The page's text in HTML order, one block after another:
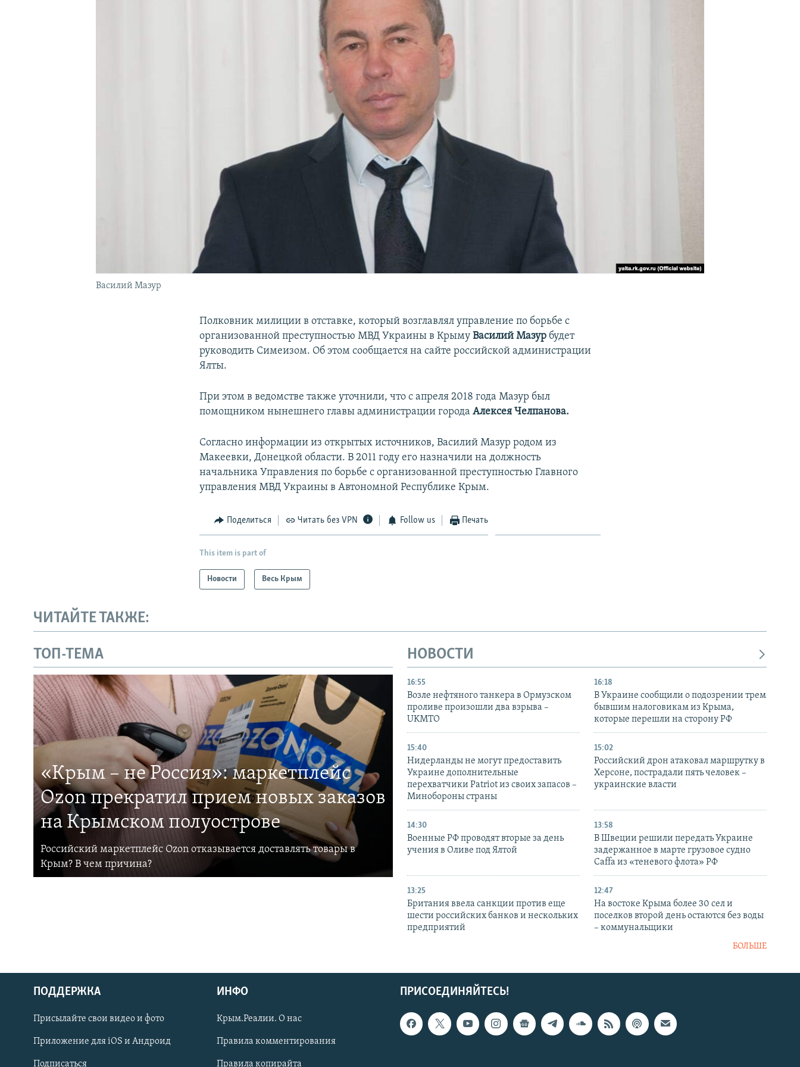
Українською
Qırımtatar
Василий Мазур
Полковник милиции в отставке, который возглавлял управление по борьбе с
организованной преступностью МВД Украины в КрымуВасилий Мазур будет
руководить Симеизом. Об этом сообщается на сайте российской администрации
Ялты.
При этом в ведомстве также уточнили, что с апреля 2018 года Мазур был
помощником нынешнего главы администрации городаАлексея Челпанова.
Согласно информации из открытых источников, Василий Мазур родом из
Макеевки, Донецкой области. В 2011 году его назначили на должность
начальника Управления по борьбе с организованной преступностью Главного
управления МВД Украины в Автономной Республике Крым.
Поделиться Читать без VPN Follow us Печать
This item is part of
Новости Весь Крым
ЧИТАЙТЕ ТАКЖЕ:
ТОП-ТЕМА
«Крым – не Россия»: маркетплейс
Ozon прекратил прием новых заказов
на Крымском полуострове
Российский маркетплейс Ozon отказывается доставлять товары в
Крым? В чем причина?
НОВОСТИ
16:55
Возле нефтяного танкера в Ормузском
проливе произошли два взрыва –
UKMTO
16:18
В Украине сообщили о подозрении трем
бывшим налоговикам из Крыма,
которые перешли на сторону РФ
15:40
Нидерланды не могут предоставить
Украине дополнительные
перехватчики Patriot из своих запасов –
Минобороны страны
15:02
Российский дрон атаковал маршрутку в
Херсоне, пострадали пять человек –
украинские власти
14:30
Военные РФ проводят вторые за день
учения в Оливе под Ялтой
13:58
В Швеции решили передать Украине
задержанное в марте грузовое судно
Caffa из «теневого флота» РФ
13:25
Британия ввела санкции против еще
шести российских банков и нескольких
предприятий
12:47
На востоке Крыма более 30 сел и
поселков второй день остаются без воды
– коммунальщики
БОЛЬШЕ
ПРИСОЕДИНЯЙТЕСЬ!
ПОДДЕРЖКА
Присылайте свои видео и фото
Приложение для iOS и Андроид
Подписаться
ИНФО
Крым.Реалии. О нас
Правила комментирования
Правила копирайта